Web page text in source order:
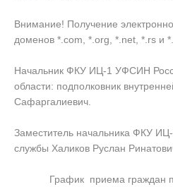
Внимание! Получение
доменов *.com, *.org, *.net, *.rs и
Начальник ФКУ ИЦ-1 УФСИН
области: подполковник
Сафаргалиевич.
Заместитель начальника ФКУ
службы Халиков Руслан
График приема граждан